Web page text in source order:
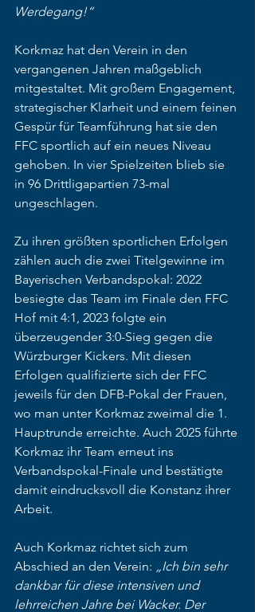
Werdegang!“
Korkmaz hat den Verein in den
vergangenen Jahren maßgeblich
mitgestaltet. Mit großem Engagement,
strategischer Klarheit und einem feinen
Gespür für Teamführung hat sie den
FFC sportlich auf ein neues Niveau
gehoben. In vier Spielzeiten blieb sie
in 96 Drittligapartien 73-mal
ungeschlagen.
Zu ihren größten sportlichen Erfolgen
zählen auch die zwei Titelgewinne im
Bayerischen Verbandspokal: 2022
besiegte das Team im Finale den FFC
Hof mit 4:1, 2023 folgte ein
überzeugender 3:0-Sieg gegen die
Würzburger Kickers. Mit diesen
Erfolgen qualifizierte sich der FFC
jeweils für den DFB-Pokal der Frauen,
wo man unter Korkmaz zweimal die 1.
Hauptrunde erreichte. Auch 2025 führte
Korkmaz ihr Team erneut ins
Verbandspokal-Finale und bestätigte
damit eindrucksvoll die Konstanz ihrer
Arbeit.
Auch Korkmaz richtet sich zum
Abschied an den Verein: „Ich bin sehr
dankbar für diese intensiven und
lehrreichen Jahre bei Wacker. Der